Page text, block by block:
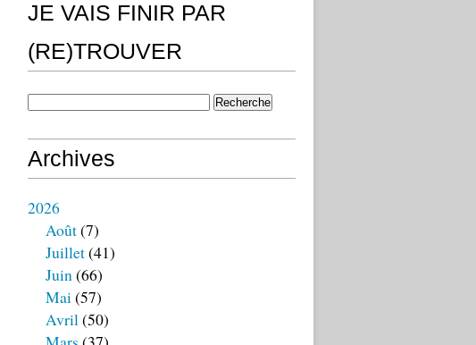
JE VAIS FINIR PAR
(RE)TROUVER
Archives
2026
Août(7)
Juillet(41)
Juin(66)
Mai(57)
Avril(50)